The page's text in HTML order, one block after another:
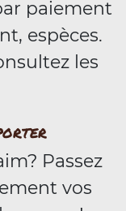
paiement
espèces.
les
Passez
vos